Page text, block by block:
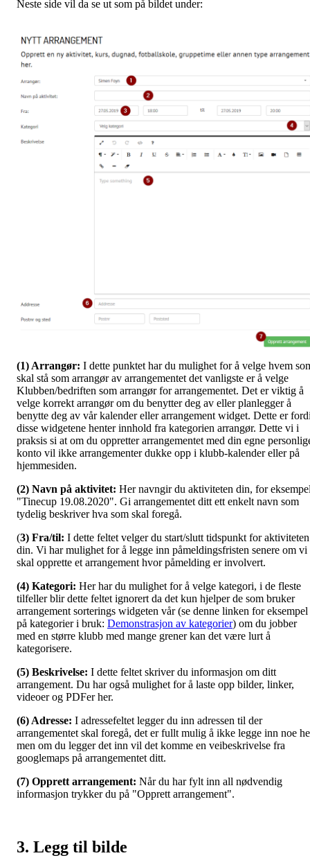
Neste side vil da se ut som på bildet under:
(1) Arrangør: I dette punktet har du mulighet for å velge hvem
skal stå som arrangør av arrangementet det vanligste er å velge
Klubben/bedriften som arrangør for arrangementet. Det er viktig å
velge korrekt arrangør om du benytter deg av eller planlegger å
benytte deg av vår kalender eller arrangement widget. Dette er
disse widgetene henter innhold fra kategorien arrangør. Dette vi i
praksis si at om du oppretter arrangementet med din egne
konto vil ikke arrangementer dukke opp i klubb-kalender eller på
hjemmesiden.
(2) Navn på aktivitet: Her navngir du aktiviteten din, for
"Tinecup 19.08.2020". Gi arrangementet ditt ett enkelt navn som
tydelig beskriver hva som skal foregå.
(3) Fra/til: I dette feltet velger du start/slutt tidspunkt for aktiviteten
din. Vi har mulighet for å legge inn påmeldingsfristen senere om vi
skal opprette et arrangement hvor påmelding er involvert.
(4) Kategori: Her har du mulighet for å velge kategori, i de fleste
tilfeller blir dette feltet ignorert da det kun hjelper de som bruker
arrangement sorterings widgeten vår (se denne linken for eksempel
på kategorier i bruk: Demonstrasjon av kategorier) om du jobber
med en større klubb med mange grener kan det være lurt å
kategorisere.
(5) Beskrivelse: I dette feltet skriver du informasjon om ditt
arrangement. Du har også mulighet for å laste opp bilder, linker,
videoer og PDFer her.
(6) Adresse: I adressefeltet legger du inn adressen til der
arrangementet skal foregå, det er fullt mulig å ikke legge inn noe
men om du legger det inn vil det komme en veibeskrivelse fra
googlemaps på arrangementet ditt.
(7) Opprett arrangement: Når du har fylt inn all nødvendig
informasjon trykker du på "Opprett arrangement".
3. Legg til bilde